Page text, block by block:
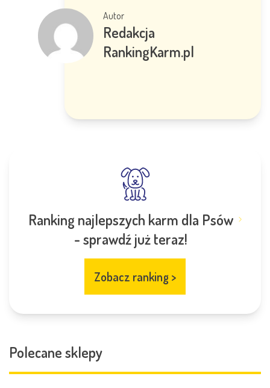
Autor
Redakcja
RankingKarm.pl
Ranking najlepszych karm dla Psów
- sprawdź już teraz!
Zobacz ranking >
Polecane sklepy